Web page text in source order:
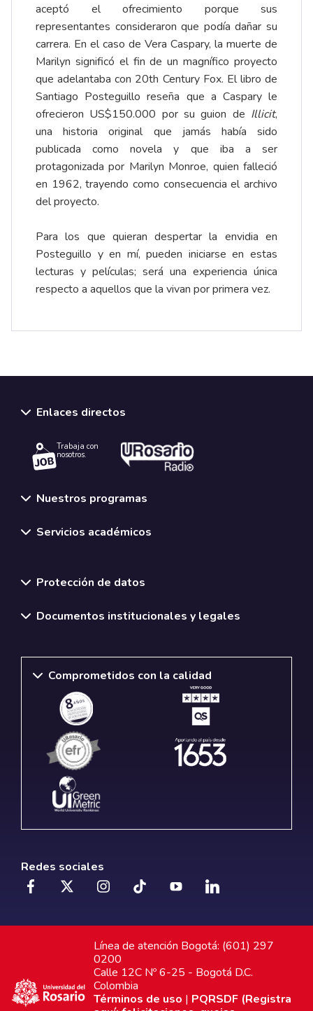
aceptó el ofrecimiento porque sus
representantes consideraron que podía dañar su
carrera. En el caso de Vera Caspary, la muerte de
Marilyn significó el fin de un magnífico proyecto
que adelantaba con 20th Century Fox. El libro de
Santiago Posteguillo reseña que a Caspary le
ofrecieron US$150.000 por su guion de Illicit,
una historia original que jamás había sido
publicada como novela y que iba a ser
protagonizada por Marilyn Monroe, quien falleció
en 1962, trayendo como consecuencia el archivo
del proyecto.
Para los que quieran despertar la envidia en
Posteguillo y en mí, pueden iniciarse en estas
lecturas y películas; será una experiencia única
respecto a aquellos que la vivan por primera vez.
Enlaces directos
Trabaja con
nosotros.
Nuestros programas
Servicios académicos
Protección de datos
Documentos institucionales y legales
Comprometidos con la calidad
Redes sociales
Línea de atención Bogotá: (601) 297
0200
Calle 12C Nº 6-25 - Bogotá D.C.
Colombia
Términos de uso | PQRSDF (Registra